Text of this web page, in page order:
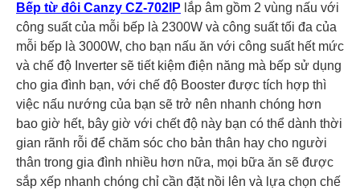
Công
nghệ
Inverter
Inverter thông minh vượt trội
thước
750 x 450 mm
Xuất Xứ & Bảo Hành
Bảo
hành
24 tháng
Bếp từ đôi Canzy CZ-702IP lắp âm gồm 2 vùng nấu với
công suất của mỗi bếp là 2300W và công suất tối đa của
mỗi bếp là 3000W, cho bạn nấu ăn với công suất hết mức
và chế độ Inverter sẽ tiết kiệm điện năng mà bếp sử dụng
cho gia đình bạn, với chế độ Booster được tích hợp thì
việc nấu nướng của bạn sẽ trở nên nhanh chóng hơn
bao giờ hết, bây giờ với chết độ này bạn có thể dành thời
gian rãnh rỗi để chăm sóc cho bản thân hay cho người
thân trong gia đình nhiều hơn nữa, mọi bữa ăn sẽ được
sắp xếp nhanh chóng chỉ cần đặt nồi lên và lựa chọn chế